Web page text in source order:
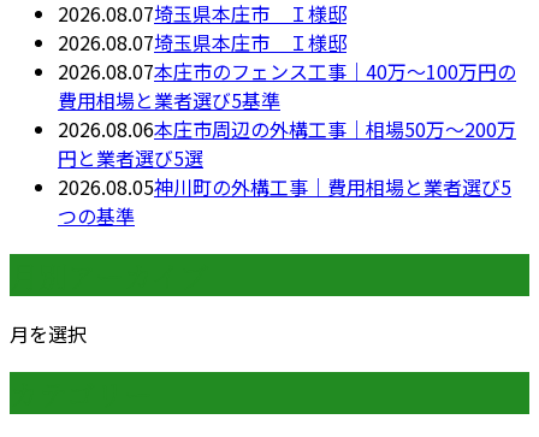
2026.08.07埼玉県本庄市 Ｉ様邸
2026.08.07埼玉県本庄市 Ｉ様邸
2026.08.07本庄市のフェンス工事｜40万〜100万円の
費用相場と業者選び5基準
2026.08.06本庄市周辺の外構工事｜相場50万〜200万
円と業者選び5選
2026.08.05神川町の外構工事｜費用相場と業者選び5
つの基準
月を選択